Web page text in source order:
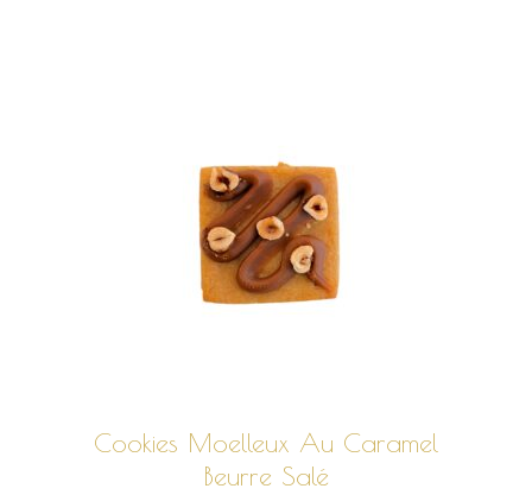
Cookies Moelleux Au Caramel
Beurre Salé